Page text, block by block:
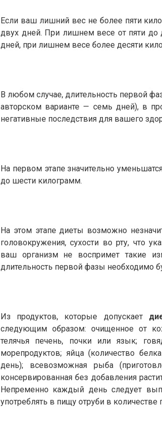
Если ваш лишний вес не более пяти
двух дней. При лишнем весе от пяти до
дней, при лишнем весе более десяти
В любом случае, длительность первой
авторском варианте — семь дней), в
негативные последствия для вашего
На первом этапе значительно
до шести килограмм.
На этом этапе диеты возможно
головокружения, сухости во рту, что
ваш организм не воспримет такие
длительность первой фазы необходимо
Из продуктов, которые допускает
следующим образом: очищенное от
телячья печень, почки или язык;
морепродуктов; яйца (количество
день); всевозможная рыба
консервированная без добавления
Непременно каждый день следует
употреблять в пищу отруби в